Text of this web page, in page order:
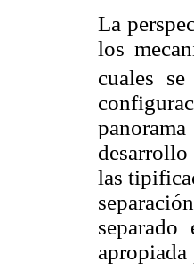
La
los
cuales
las
separado